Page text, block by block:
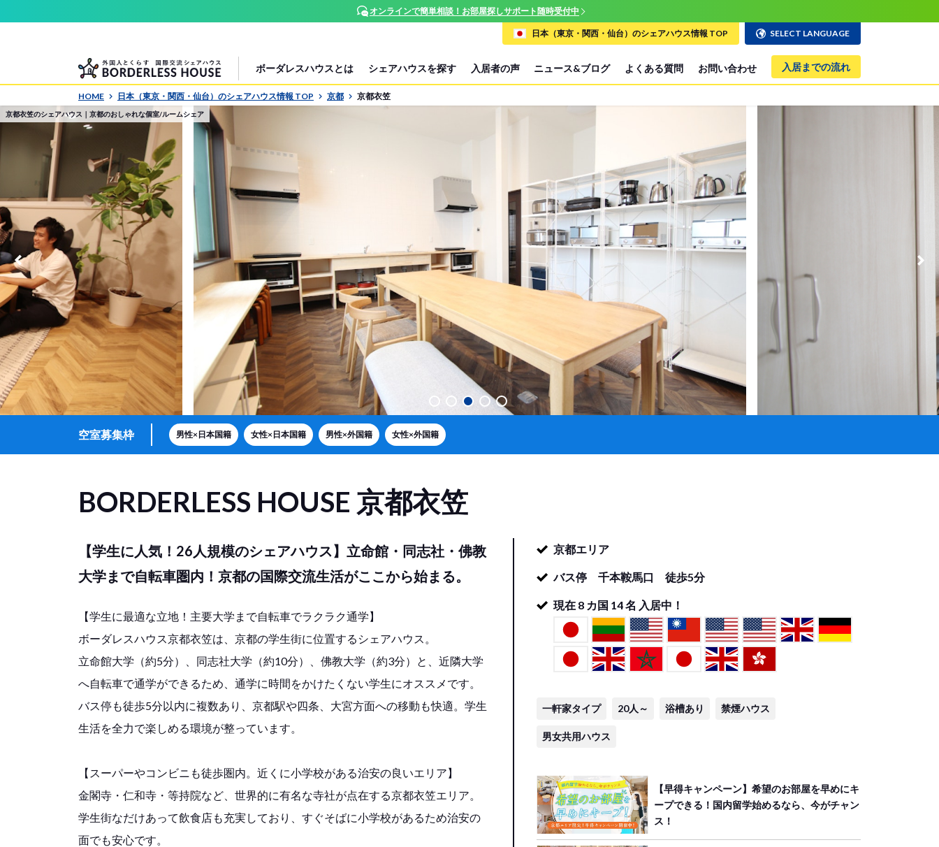
オンラインで簡単相談！お部屋探しサポート随時受付中
ボーダレスハウスとは シェアハウスを探す 入居者の声 ニュース&ブログ よくある質問 お問い合わせ 入居までの流れ
日本（東京・関西・仙台）のシェアハウス情報 TOP SELECT LANGUAGE
HOME 日本（東京・関西・仙台）のシェアハウス情報 TOP 京都 京都衣笠
京都衣笠のシェアハウス｜京都のおしゃれな個室/ルームシェア
空室募集枠 男性×日本国籍 女性×日本国籍 男性×外国籍 女性×外国籍
BORDERLESS HOUSE 京都衣笠
【学生に人気！26人規模のシェアハウス】立命館・同志社・佛教
大学まで自転車圏内！京都の国際交流生活がここから始まる。
【学生に最適な立地！主要大学まで自転車でラクラク通学】
ボーダレスハウス京都衣笠は、京都の学生街に位置するシェアハウス。
立命館大学（約5分）、同志社大学（約10分）、佛教大学（約3分）と、近隣大学
へ自転車で通学ができるため、通学に時間をかけたくない学生にオススメです。
バス停も徒歩5分以内に複数あり、京都駅や四条、大宮方面への移動も快適。学生
生活を全力で楽しめる環境が整っています。
【スーパーやコンビニも徒歩圏内。近くに小学校がある治安の良いエリア】
金閣寺・仁和寺・等持院など、世界的に有名な寺社が点在する京都衣笠エリア。
学生街なだけあって飲食店も充実しており、すぐそばに小学校があるため治安の
面でも安心です。
京都エリア
バス停 千本鞍馬口 徒歩5分
現在 8 カ国 14名 入居中！
一軒家タイプ 20人～ 浴槽あり 禁煙ハウス
男女共用ハウス
【早得キャンペーン】希望のお部屋を早めにキ
ープできる！国内留学始めるなら、今がチャン
ス！